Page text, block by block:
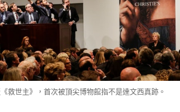
救世主》，首次被頂尖博物館指不是達文西真跡。